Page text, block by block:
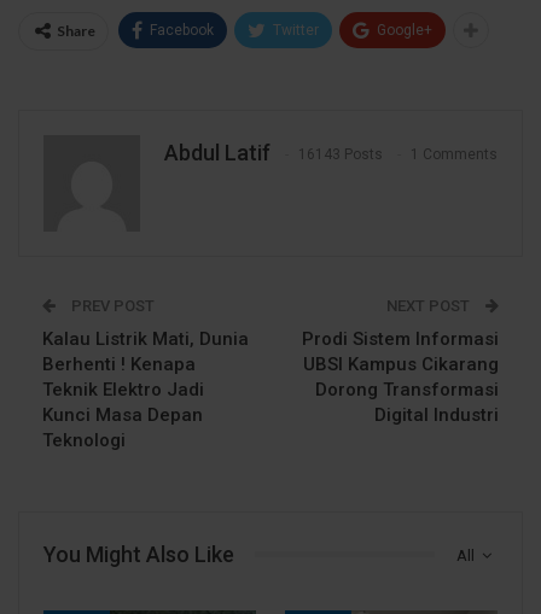
Share Facebook Twitter Google+
Abdul Latif 16143 Posts 1 Comments
PREV POST
Kalau Listrik Mati, Dunia
Berhenti ! Kenapa
Teknik Elektro Jadi
Kunci Masa Depan
Teknologi
NEXT POST
Prodi Sistem Informasi
UBSI Kampus Cikarang
Dorong Transformasi
Digital Industri
All
You Might Also Like